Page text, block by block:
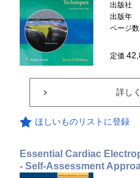
出版社
出版年
ページ数
定価
詳し
ほしいものリストに登録
Essential Cardiac
- Self-Assessment